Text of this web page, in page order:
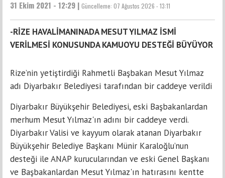
31 Ekim 2021 - 12:29 | Güncelleme: 07 Ağustos 2026 - 13:11
-RİZE HAVALİMANINADA MESUT YILMAZ İSMİ
VERİLMESİ KONUSUNDA KAMUOYU DESTEĞİ BÜYÜYOR
Rize’nin yetiştirdiği Rahmetli Başbakan Mesut Yılmaz
adı Diyarbakır Belediyesi tarafından bir caddeye verildi
Diyarbakır Büyükşehir Belediyesi, eski Başbakanlardan
merhum Mesut Yılmaz'ın adını bir caddeye verdi.
Diyarbakır Valisi ve kayyum olarak atanan Diyarbakır
Büyükşehir Belediye Başkanı Münir Karaloğlu’nun
desteği ile ANAP kurucularından ve eski Genel Başkanı
ve Başbakanlardan Mesut Yılmaz'ın hatırasını kentte